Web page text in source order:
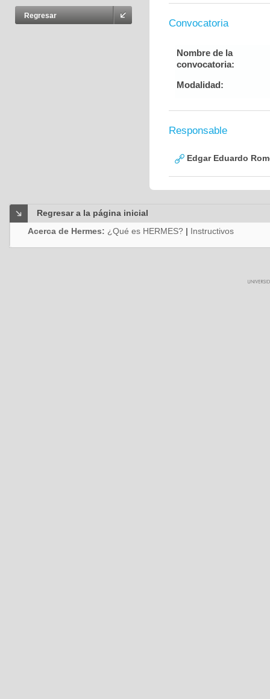
Regresar
Convocatoria
Nombre de la
convocatoria:
Modalidad:
Responsable
Edgar Eduardo
Regresar a la página inicial
Acerca de Hermes: ¿Qué es HERMES? | Instructivos